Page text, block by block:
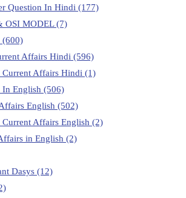
Question In Hindi (177)
OSI MODEL(7)
(600)
Affairs Hindi (596)
Affairs Hindi (1)
In English (506)
English (502)
Affairs English (2)
in English (2)
Dasys (12)